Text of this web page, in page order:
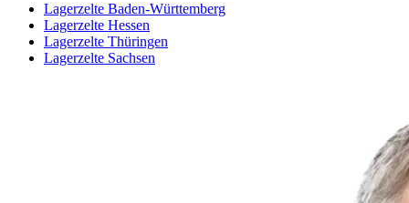
Lagerzelte Baden-Württemberg
Lagerzelte Hessen
Lagerzelte Thüringen
Lagerzelte Sachsen